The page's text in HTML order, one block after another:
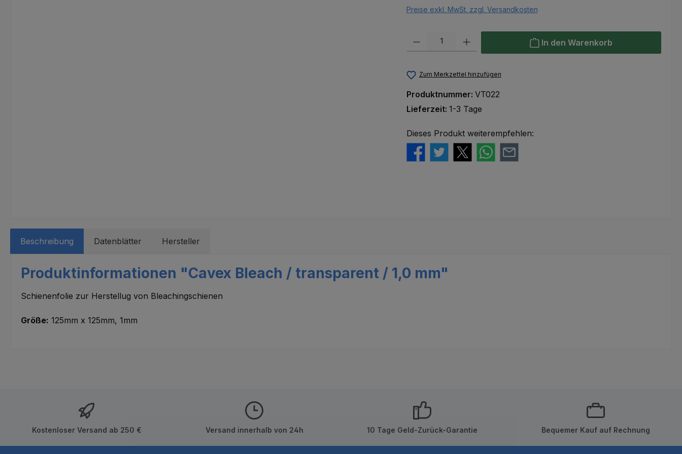
Preise exkl. MwSt. zzgl. Versandkosten
Produkt Anzahl: Gib den gewünschten Wert ein oder benutze die Schaltflächen
In den Warenkorb
Zum Merkzettel hinzufügen
Produktnummer: VT022
Lieferzeit: 1-3 Tage
Dieses Produkt weiterempfehlen:
Beschreibung Datenblätter Hersteller
Produktinformationen "Cavex Bleach / transparent / 1,0 mm"
Schienenfolie zur Herstellug von Bleachingschienen
Größe: 125mm x 125mm, 1mm
Kostenloser Versand ab 250 € Versand innerhalb von 24h 10 Tage Geld-Zurück-Garantie Bequemer Kauf auf Rechnung